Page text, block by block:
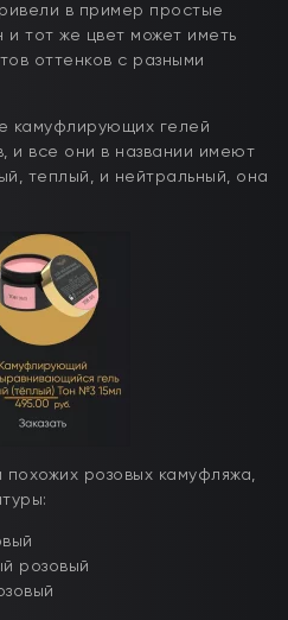
в пример простые
тот же цвет может иметь
оттенков с разными
камуфлирующих гелей
и все они в названии имеют
теплый, и нейтральный, она
розовых камуфляжа,
розовый